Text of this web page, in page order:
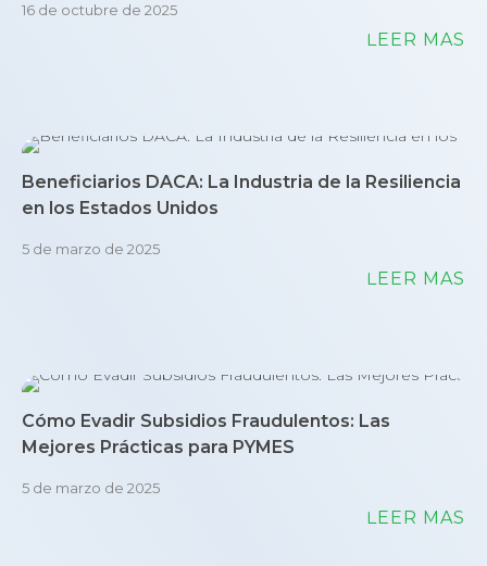
16 de octubre de 2025
LEER MÁS
Beneficiarios DACA: La Industria de la Resiliencia
en los Estados Unidos
5 de marzo de 2025
LEER MÁS
Cómo Evadir Subsidios Fraudulentos: Las
Mejores Prácticas para PYMES
5 de marzo de 2025
LEER MÁS